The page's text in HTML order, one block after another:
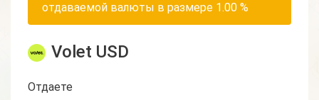
отдаваемой валюты в размере 1.00 %
Volet USD
Отдаете